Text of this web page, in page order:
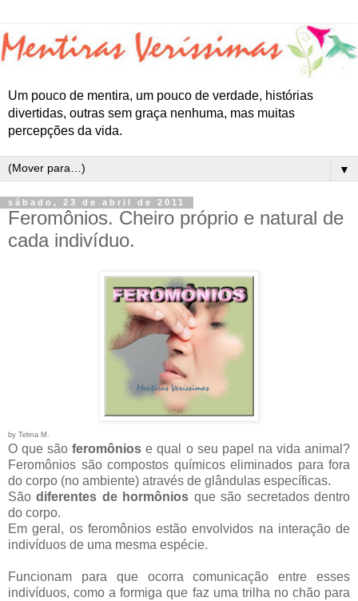
Um pouco de mentira, um pouco de verdade, histórias
divertidas, outras sem graça nenhuma, mas muitas
percepções da vida.
▼
sábado, 23 de abril de 2011
Feromônios. Cheiro próprio e natural de
cada indivíduo.
by Telma M.
O que sãoferomônios e qual o seu papel na vida animal?
Feromônios são compostos químicos eliminados para fora
do corpo (no ambiente) através de glândulas específicas.
Sãodiferentes de hormônios que são secretados dentro
do corpo.
Em geral, os feromônios estão envolvidos na interação de
indivíduos de uma mesma espécie.
Funcionam para que ocorra comunicação entre esses
indivíduos, como a formiga que faz uma trilha no chão para